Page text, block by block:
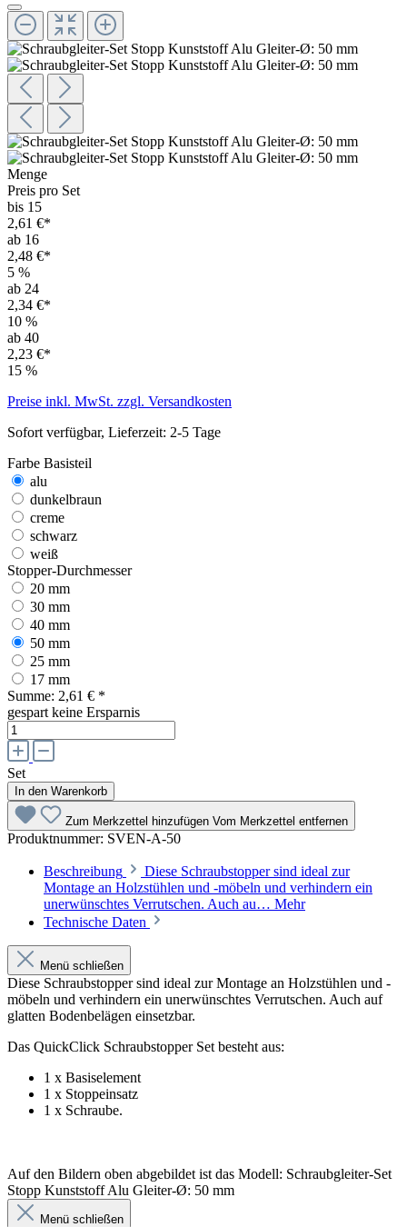
Menge
Preis pro Set
bis 15
2,61 €*
ab 16
2,48 €*
5 %
ab 24
2,34 €*
10 %
ab 40
2,23 €*
15 %
Preise inkl. MwSt. zzgl. Versandkosten
Sofort verfügbar, Lieferzeit: 2-5 Tage
Farbe Basisteil
alu
dunkelbraun
creme
schwarz
weiß
Stopper-Durchmesser
20 mm
30 mm
40 mm
50 mm
25 mm
17 mm
Summe: 2,61 € *
gespart keine Ersparnis
Set
In den Warenkorb
Zum Merkzettel hinzufügen Vom Merkzettel entfernen
Produktnummer: SVEN-A-50
Beschreibung
Diese Schraubstopper sind ideal zur
Montage an Holzstühlen und -möbeln und verhindern ein
unerwünschtes Verrutschen. Auch au… Mehr
Technische Daten
Menü schließen
Diese Schraubstopper sind ideal zur Montage an Holzstühlen und -
möbeln und verhindern ein unerwünschtes Verrutschen. Auch auf
glatten Bodenbelägen einsetzbar.
Das QuickClick Schraubstopper Set besteht aus:
1 x Basiselement
1 x Stoppeinsatz
1 x Schraube.
Auf den Bildern oben abgebildet ist das Modell: Schraubgleiter-Set
Stopp Kunststoff Alu Gleiter-Ø: 50 mm
Menü schließen